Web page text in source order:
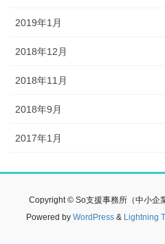
2019年1月
2018年12月
2018年11月
2018年9月
2017年1月
Copyright © So支援事務所（中小企
Powered by WordPress& Lightning